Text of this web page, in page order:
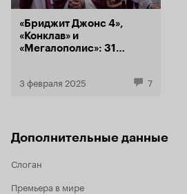
«Бриджит Джонс 4»,
«Конклав» и
«Мегалополис»: 31
3 февраля 2025 7
Дополнительные данные
Слоган
Премьера в мире